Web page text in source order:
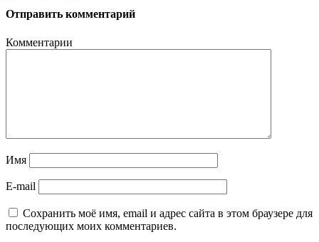
Отправить комментарий
Комментарии
Имя
E-mail
Сохранить моё имя, email и адрес сайта в этом браузере для
последующих моих комментариев.